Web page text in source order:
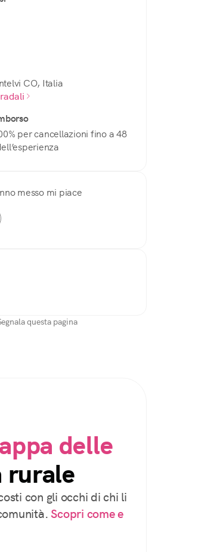
CO, Italia
per cancellazioni fino a 48
messo mi piace
questa pagina
delle
rurale
con gli occhi di chi li
Scopri come e